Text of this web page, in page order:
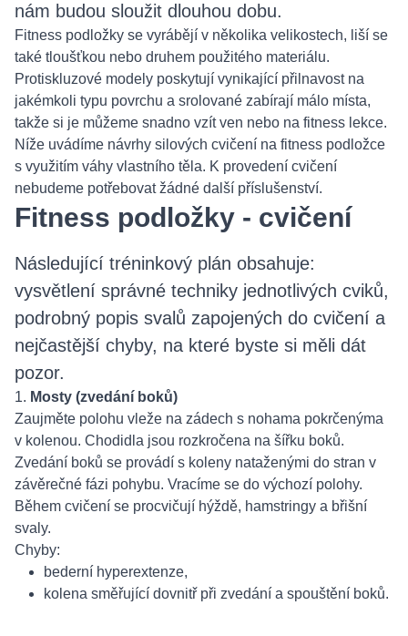
nám budou sloužit dlouhou dobu.
Fitness podložky se vyrábějí v několika velikostech, liší se
také tloušťkou nebo druhem použitého materiálu.
Protiskluzové modely poskytují vynikající přilnavost na
jakémkoli typu povrchu a srolované zabírají málo místa,
takže si je můžeme snadno vzít ven nebo na fitness lekce.
Níže uvádíme návrhy silových cvičení na fitness podložce
s využitím váhy vlastního těla. K provedení cvičení
nebudeme potřebovat žádné další příslušenství.
Fitness podložky - cvičení
Následující tréninkový plán obsahuje:
vysvětlení správné techniky jednotlivých cviků,
podrobný popis svalů zapojených do cvičení a
nejčastější chyby, na které byste si měli dát
pozor.
1. Mosty (zvedání boků)
Zaujměte polohu vleže na zádech s nohama pokrčenýma
v kolenou. Chodidla jsou rozkročena na šířku boků.
Zvedání boků se provádí s koleny nataženými do stran v
závěrečné fázi pohybu. Vracíme se do výchozí polohy.
Během cvičení se procvičují hýždě, hamstringy a břišní
svaly.
Chyby:
bederní hyperextenze,
kolena směřující dovnitř při zvedání a spouštění boků.